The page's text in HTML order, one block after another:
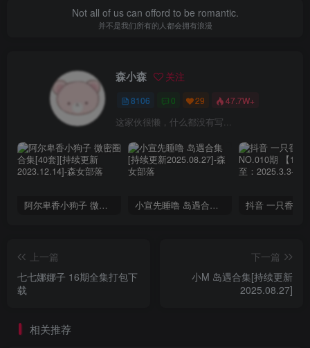
Not all of us can offord to be romantic.
并不是我们所有的人都会拥有浪漫
森小森 关注
8106 0 29 47.7W+
这家伙很懒，什么都没有写...
阿尔卑香小狗子 微密圈合集[40套][持续更新2023.12.14] 小宣先睡噜 岛遇合集[持续更新2025.08.27]
上一篇
七七娜娜子 16期全集打包下
载
下一篇
小M 岛遇合集[持续更新
2025.08.27]
相关推荐